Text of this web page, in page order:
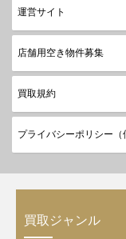
運営サイト
店舗用空き物件募集
買取規約
プライバシーポリシー（
買取ジャンル